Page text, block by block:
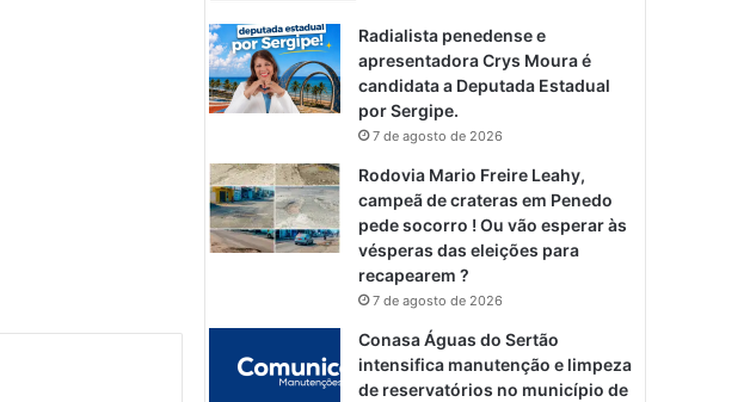
Radialista penedense e
apresentadora Crys Moura é
candidata a Deputada Estadual
por Sergipe.
7 de agosto de 2026
Rodovia Mario Freire Leahy,
campeã de crateras em Penedo
pede socorro ! Ou vão esperar às
vésperas das eleições para
recapearem ?
7 de agosto de 2026
Conasa Águas do Sertão
intensifica manutenção e limpeza
de reservatórios no município de